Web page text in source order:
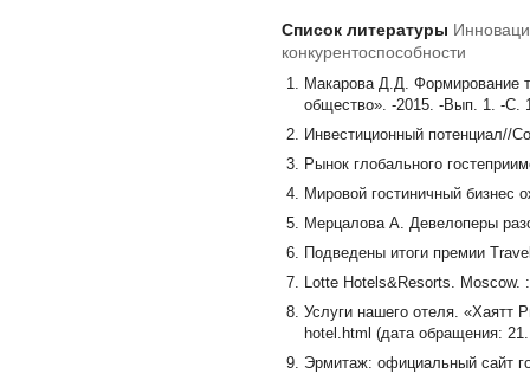
Список литературы
конкурентоспособности
Макарова Д.Д. Формирование
общество». -2015. -Вып. 1. -С.
Инвестиционный потенциал//
Рынок глобального
Мировой гостиничный бизнес
Мерцалова А. Девелоперы
Подведены итоги премии
Lotte Hotels&Resorts. Moscow.
Услуги нашего отеля. «Хаятт
hotel.html (дата обращения:
Эрмитаж: официальный сайт